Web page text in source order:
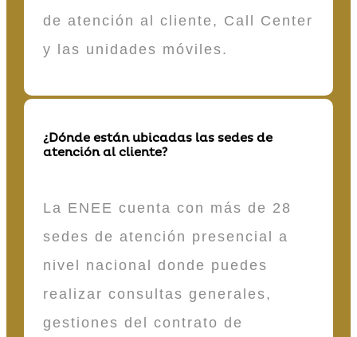
de atención al cliente, Call Center
y las unidades móviles.
¿Dónde están ubicadas las sedes de
atención al cliente?
La ENEE cuenta con más de 28
sedes de atención presencial a
nivel nacional donde puedes
realizar consultas generales,
gestiones del contrato de